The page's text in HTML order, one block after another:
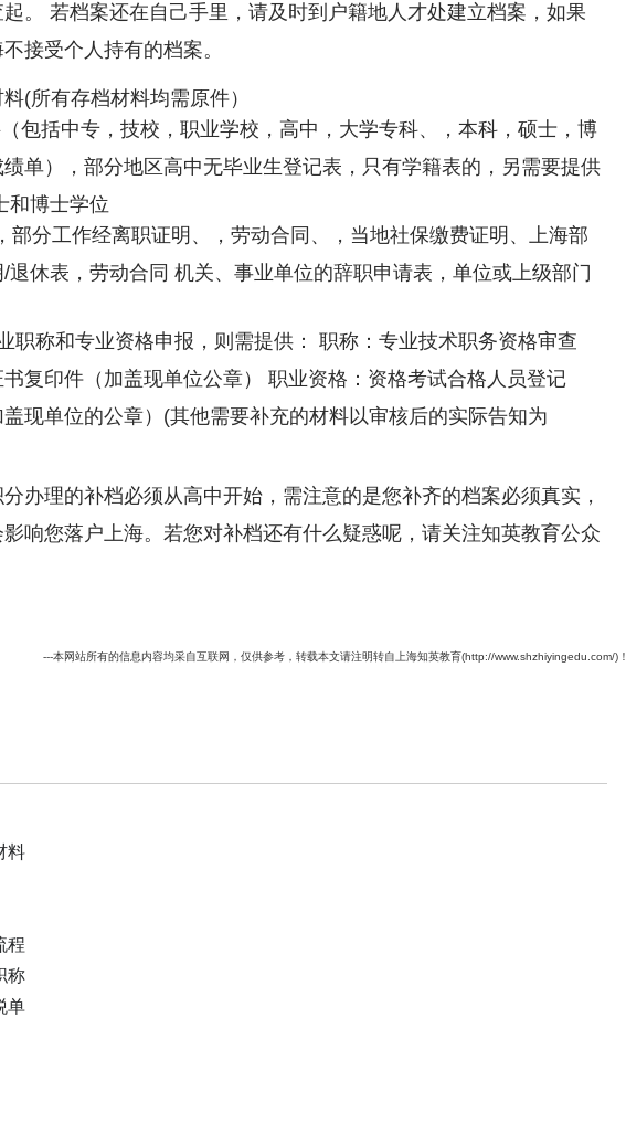
。 若档案还在自己手里，请及时到户籍地人才处建立档案，如果
接受个人持有的档案。
(所有存档材料均需原件）
包括中专，技校，职业学校，高中，大学专科、，本科，硕士，博
单），部分地区高中无毕业生登记表，只有学籍表的，另需要提供
和博士学位
部分工作经离职证明、，劳动合同、，当地社保缴费证明、上海部
退休表，劳动合同 机关、事业单位的辞职申请表，单位或上级部门
职称和专业资格申报，则需提供： 职称：专业技术职务资格审查
复印件（加盖现单位公章） 职业资格：资格考试合格人员登记
现单位的公章）(其他需要补充的材料以审核后的实际告知为
办理的补档必须从高中开始，需注意的是您补齐的档案必须真实，
响您落户上海。若您对补档还有什么疑惑呢，请关注知英教育公众
---本网站所有的信息内容均采自互联网，仅供参考，转载本文请注明转自上海知英教育(http://www.shzhiyingedu.com/)！
料
程
称
单